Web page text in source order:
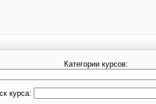
Категории курсов:
курса: